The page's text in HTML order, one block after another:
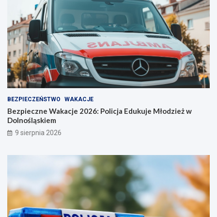
ś
ć
BEZPIECZEŃSTWO WAKACJE
Bezpieczne Wakacje 2026: Policja Edukuje Młodzież w
Dolnośląskiem
9 sierpnia 2026